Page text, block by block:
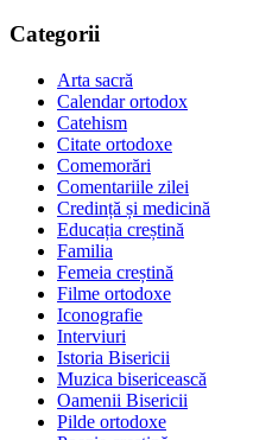
Categorii
Arta sacră
Calendar ortodox
Catehism
Citate ortodoxe
Comemorări
Comentariile zilei
Credință și medicină
Educația creștină
Familia
Femeia creștină
Filme ortodoxe
Iconografie
Interviuri
Istoria Bisericii
Muzica bisericească
Oamenii Bisericii
Pilde ortodoxe